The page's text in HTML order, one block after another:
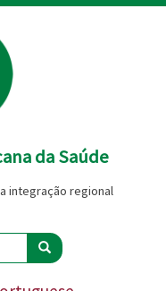
da Saúde
integração regional
Pesquisar